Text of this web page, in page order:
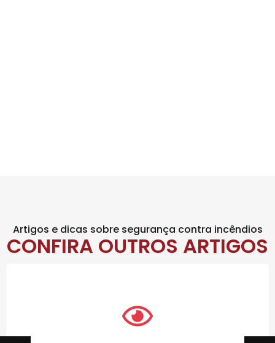
Artigos e dicas sobre segurança contra incêndios
CONFIRA OUTROS ARTIGOS